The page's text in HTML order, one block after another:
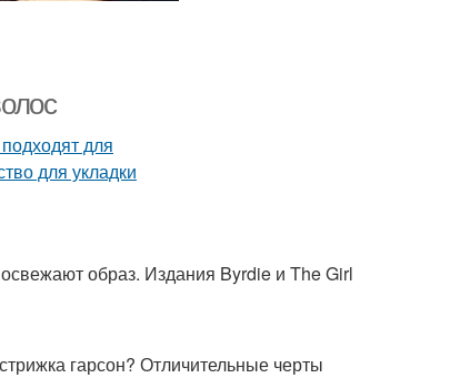
образ. Издания Byrdie и The Girl
гарсон? Отличительные черты